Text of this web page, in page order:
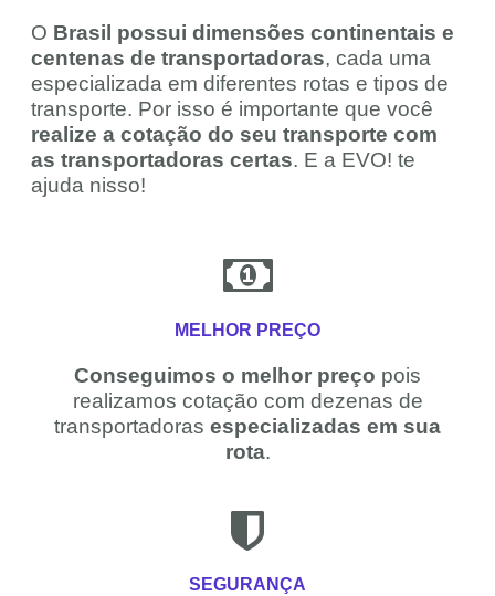
O Brasil possui dimensões continentais e
centenas de transportadoras, cada uma
especializada em diferentes rotas e tipos de
transporte. Por isso é importante que você
realize a cotação do seu transporte com
as transportadoras certas. E a EVO! te
ajuda nisso!
MELHOR PREÇO
Conseguimos o melhor preço pois
realizamos cotação com dezenas de
transportadoras especializadas em sua
rota.
SEGURANÇA